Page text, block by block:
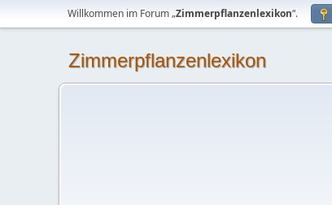
Willkommen im Forum „Zimmerpflanzenlexikon“.
Zimmerpflanzenlexikon